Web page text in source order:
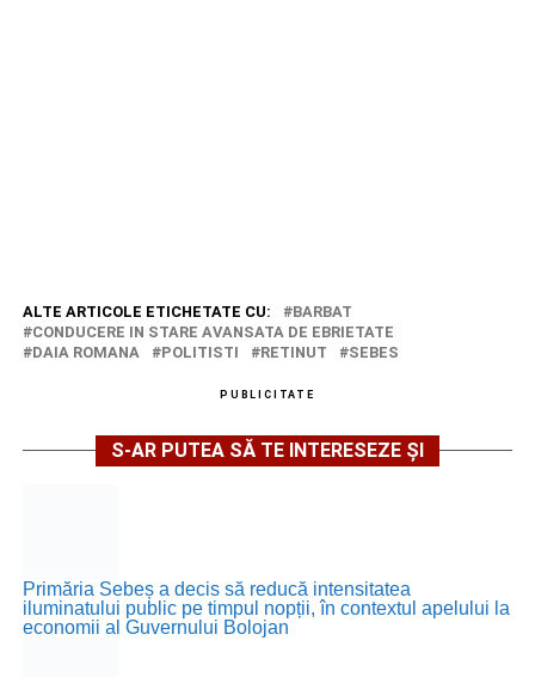
ALTE ARTICOLE ETICHETATE CU:
BARBAT
CONDUCERE IN STARE AVANSATA DE EBRIETATE
DAIA ROMANA
POLITISTI RETINUT SEBES
PUBLICITATE
S-AR PUTEA SĂ TE INTERESEZE ȘI
Primăria Sebeș a decis să reducă intensitatea
iluminatului public pe timpul nopții, în contextul apelului la
economii al Guvernului Bolojan